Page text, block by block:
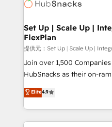
the difference — reach out
HubSpot development:
marketing, advertising,
design We connect people, data and technology to
improve customer
people, exciting ideas
ensure revenue growth on a
team of 100+ experts is ready for
growth |
Set Up | Scale Up |
FlexPlan
提供元：Set Up | Scale Up |
Join over 1,500
HubSnacks as their on-
Simple pay-as-you-go
1️⃣ Set Up | Onboarding
HubSpot portals 2️⃣ Scale Up | 100% HubSpot Task
Execution... Global 24/7 ... All
Elite4.9